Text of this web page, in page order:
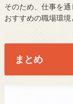
そのため、仕事を
おすすめの職場環境
まとめ